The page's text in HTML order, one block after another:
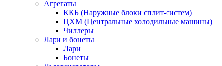
Агрегаты
ККБ (Наружные блоки сплит-систем)
ЦХМ (Центральные холодильные машины)
Чиллеры
Лари и бонеты
Лари
Бонеты